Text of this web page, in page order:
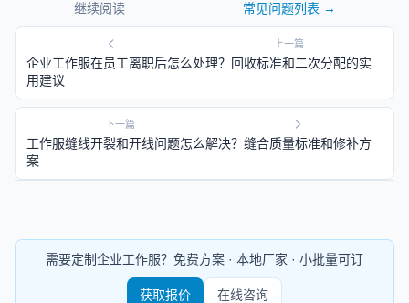
继续阅读 常见问题列表 →
上一篇
企业工作服在员工离职后怎么处理？回收标准和二次分配的实
用建议
下一篇
工作服缝线开裂和开线问题怎么解决？缝合质量标准和修补方
案
需要定制企业工作服？免费方案 · 本地厂家 · 小批量可订
获取报价 在线咨询